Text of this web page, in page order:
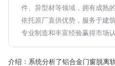
件、异型材等领域，拥有成熟
依托原厂直供优势，服务于建
专业制造和丰富经验赢得市场认
介绍： 系统分析了铝合金门窗脱离